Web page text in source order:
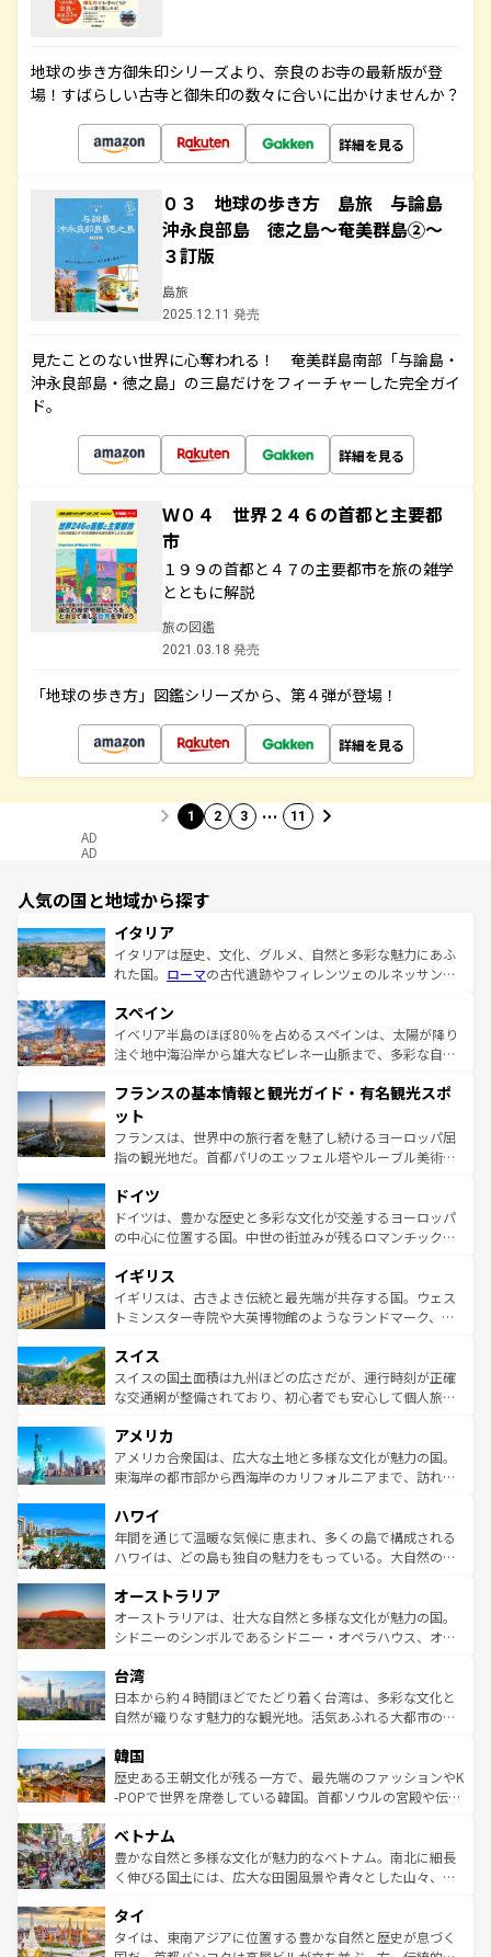
地球の歩き方御朱印シリーズより、奈良のお寺の最新版が登
場！すばらしい古寺と御朱印の数々に合いに出かけませんか？
詳細を見る
０３ 地球の歩き方 島旅 与論島
沖永良部島 徳之島～奄美群島②～
３訂版
島旅
2025.12.11 発売
見たことのない世界に心奪われる！ 奄美群島南部「与論島・
沖永良部島・徳之島」の三島だけをフィーチャーした完全ガイ
ド。
詳細を見る
Ｗ０４ 世界２４６の首都と主要都
市
１９９の首都と４７の主要都市を旅の雑学
とともに解説
旅の図鑑
2021.03.18 発売
「地球の歩き方」図鑑シリーズから、第４弾が登場！
詳細を見る
1 2 3 … 11
AD
AD
人気の国と地域から探す
イタリア
イタリアは歴史、文化、グルメ、自然と多彩な魅力にあふ
れた国。 ローマの古代遺跡やフィレンツェのルネッサンス
ろん、トスカーナの美しい田園風景やアマルフィ海岸の絶
景など、自然景観も見逃せない。観光の合間には、本場の
ピザやパスタなど、絶品のイタリア料理を堪能することも
ませてくれるイタリアで、忘れられない旅をしてみよう！
なお、新着のイタリア情報は
しい。
スペイン
イベリア半島のほぼ80％を占めるスペインは、太陽が降り
注ぐ地中海沿岸から雄大なピレネー山脈まで、多彩な自然
文化が根付くこの国では、情熱的なフラメンコ、熱気あふ
れる闘牛、そして美味しいタパスが生活の一部となってい
る。首都マドリードの洗練された雰囲気や、バルセロナの
アートに溢れた街角から、地方では古代ローマ遺跡や中世
せる。地方によって風土や気候が異なるスペインはその個
性で訪れる人を魅了する。 なお、新着のスペイン情報は コ
ンテンツ一覧を参照してほしい。
フランスの基本情報と観光ガイド・有名観光スポ
ット
フランスは、世界中の旅行者を魅了し続けるヨーロッパ屈
指の観光地だ。首都パリのエッフェル塔やルーブル美術館
で、幅広い魅力が詰まっている。華麗な宮殿、歴史的な大
聖堂、美しいビーチ、そして豊かな自然が、訪れる者を心
から魅了する。また、フランスは美食の国としても知ら
いる。シャンパンの発祥地であるランス、プロヴァンスの
香り高いラベンダー畑など、多彩な楽しみ方が可能だ。さ
らに、パリ以外の地域にも魅力が溢れており、どの街角に
れる地方に足を運ぶとそれぞれで全く異なる文化を体験で
きるだろう。 なお、新着のフランス情報はコンテンツ一覧
を参照してほしい。
ドイツ
ドイツは、豊かな歴史と多彩な文化が交差するヨーロッパ
の中心に位置する国。中世の街並みが残るロマンチック街
顔を持つこの国は、どこを歩いても飽きることがない。ベ
ルリンの文化的活気、バイエルン州のアルプスの絶景、そ
してライン川沿いのワイン畑といった風景は必見。ビール
は、お酒好きな人にはぜひ体験してほしい。 なお、新着の
ドイツ情報はコンテンツ一覧を参照してほしい。
イギリス
イギリスは、古きよき伝統と最先端が共存する国。ウェス
トミンスター寺院や大英博物館のようなランドマーク、歴
リアごとに異なる魅力がある。また、優雅なアフタヌーン
ティー、ビール好きにはたまらない英国パブ、サッカー観
戦など、本場だからこそできる体験も豊富。イギリスを旅
ンツ一覧を参照してほしい。
スイス
スイスの国土面積は九州ほどの広さだが、運行時刻が正確
な交通網が整備されており、初心者でも安心して個人旅行
の建物がそのまま残る町や、スイスならではのユニークな
博物館もあり、アルプス観光だけでなく町歩きも満喫する
ことができる。国民の所得が高いため物価も高いが、旅行
ば市内交通費無料で観光を楽しむこともできる。 なお、新
着のスイス情報はコンテンツ一覧 を参照してほしい。
アメリカ
アメリカ合衆国は、広大な土地と多様な文化が魅力の国。
東海岸の都市部から西海岸のカリフォルニアまで、訪れる
のような巨大都市は、観光、ショッピング、エンターテイ
ンメントが詰まった刺激的なスポットだ。一方、アメリカ
西部には大自然が広がり、グランドキャニオンやイエロー
部のニューオーリンズでは、音楽と美食が融合した独特の
文化が魅力。旅行者はアメリカの各地域で異なる魅力を楽
しみながら、その多様性と豊かな歴史を感じることができ
ならではの贅沢な旅のスタイルだ。 なお、新着のアメリカ
情報はコンテンツ一覧を参照してほしい。
ハワイ
年間を通じて温暖な気候に恵まれ、多くの島で構成される
ハワイは、どの島も独自の魅力をもっている。大自然の神
ワイ島は見逃せない。また、定番の観光地といえばオアフ
島だが、静かな自然を求めるならマウイ島やカウアイ島が
おすすめ。エメラルドグリーンに輝く海をはじめ、豊かな
れるおもてなしの心で訪れる人々を迎えてくれるハワイの
人々、おいしいローカルフードやハワイアンミュージッ
ク、伝統的なフラダンスなど、すべてがハワイの魅力を彩
ワイを、存分に味わってほしい。 なお、新着のハワイ情報
はコンテンツ一覧を参照してほしい。
オーストラリア
オーストラリアは、壮大な自然と多様な文化が魅力の国。
シドニーのシンボルであるシドニー・オペラハウス、オー
リアリーフや大陸中央部にそびえるウルル（エアーズロッ
ク）、タスマニアの美しい原生林やケアンズの熱帯雨林な
ど、見どころがたくさん。また、カフェやワイン、オージ
いる。アクティビティも充実しており、サーフィンやダイ
ビング、ハイキングなど、アウトドア好きにはたまらな
い。オーストラリアの多彩な魅力を存分に味わいつくそ
参照してほしい。
台湾
日本から約４時間ほどでたどり着く台湾は、多彩な文化と
自然が織りなす魅力的な観光地。活気あふれる大都市の台
ン）、静ひつな山岳地帯である台湾東部など、都市の喧騒
と山間の静けさが共存しており、訪れる人に新しい発見と
驚きをもたらしてくれる。また、奥深い台湾の食文化も魅
容にもいいと評判のスイーツなど、バラエティ豊かな料理
が味わえる。 なお、新着の台湾情報は コンテンツ一覧を参
照してほしい。
韓国
歴史ある王朝文化が残る一方で、最先端のファッションやK
-POPで世界を席巻している韓国。首都ソウルの宮殿や伝統
き、地方に足を延ばせば四季折々の自然美を楽しむことが
できる。そして、キムチや焼肉、絶品のストリートフード
まで、さまざまな韓国料理が待っている。夜には、韓国な
リティに包まれながら、韓国の多彩な魅力を心ゆくまで味
わってみてほしい。 なお、新着の韓国情報はコンテンツ一
ベトナム
豊かな自然と多様な文化が魅力的なベトナム。南北に細長
く伸びる国土には、広大な田園風景や青々とした山々、世
急速な発展と共に伝統が息づく。ハノイの古い町並みやホ
ーチミン市のフランス統治時代の建物も、独特の雰囲気を
タイ
タイは、東南アジアに位置する豊かな自然と歴史が息づく